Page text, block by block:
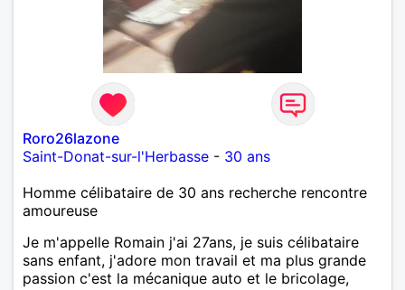
Roro26lazone
Saint-Donat-sur-l'Herbasse - 30 ans
Homme célibataire de 30 ans recherche rencontre
amoureuse
Je m'appelle Romain j'ai 27ans, je suis célibataire
sans enfant, j'adore mon travail et ma plus grande
passion c'est la mécanique auto et le bricolage,